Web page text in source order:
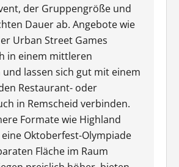
der Gruppengröße und
Dauer ab. Angebote wie
Urban Street Games
in einem mittleren
lassen sich gut mit einem
Restaurant- oder
in Remscheid verbinden.
Formate wie Highland
Oktoberfest-Olympiade
Fläche im Raum